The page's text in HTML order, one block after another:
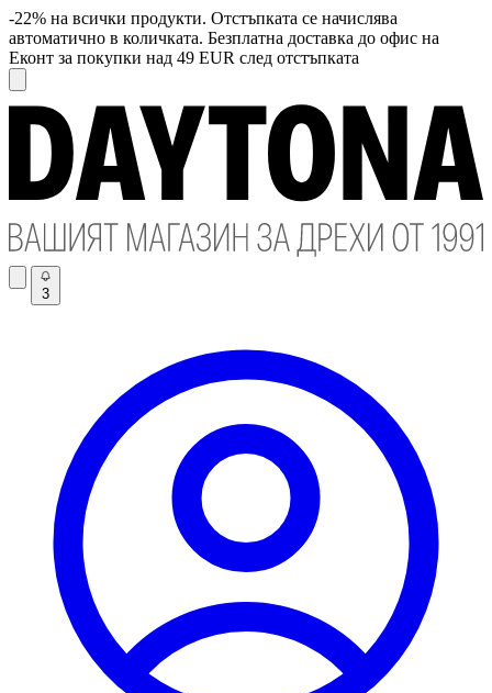
-22% на всички продукти. Отстъпката се начислява
автоматично в количката. Безплатна доставка до офис на
Еконт за покупки над 49 EUR след отстъпката
3